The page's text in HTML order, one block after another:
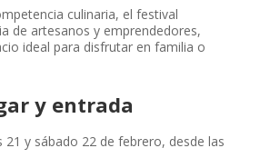
culinaria, el festival
de artesanos y emprendedores,
ideal para disfrutar en familia o
y entrada
21 y sábado 22 de febrero, desde las